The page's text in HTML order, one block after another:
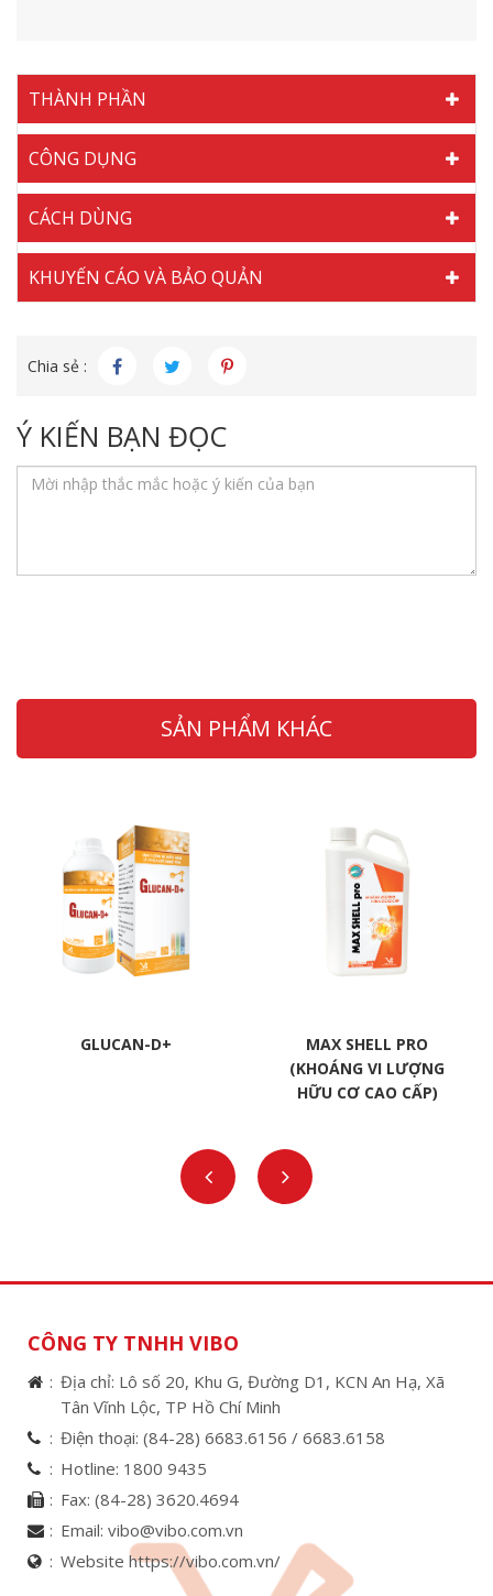
THÀNH PHẦN
CÔNG DỤNG
CÁCH DÙNG
KHUYẾN CÁO VÀ BẢO QUẢN
Chia sẻ :
Ý KIẾN BẠN ĐỌC
SẢN PHẨM KHÁC
GLUCAN-D+
MAX SHELL PRO
(KHOÁNG VI LƯỢNG
HỮU CƠ CAO CẤP)
CÔNG TY TNHH VIBO
Địa chỉ: Lô số 20, Khu G, Đường D1, KCN An Hạ, Xã
Tân Vĩnh Lộc, TP Hồ Chí Minh
Điện thoại: (84-28) 6683.6156 / 6683.6158
Hotline: 1800 9435
Fax: (84-28) 3620.4694
Email: vibo@vibo.com.vn
Website https://vibo.com.vn/